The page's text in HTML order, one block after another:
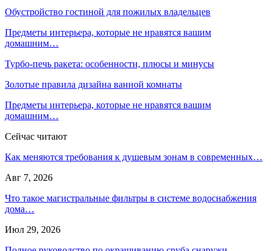
Обустройство гостиной для пожилых владельцев
Предметы интерьера, которые не нравятся вашим
домашним…
Турбо-печь ракета: особенности, плюсы и минусы
Золотые правила дизайна ванной комнаты
Предметы интерьера, которые не нравятся вашим
домашним…
Сейчас читают
Как меняются требования к душевым зонам в современных…
Авг 7, 2026
Что такое магистральные фильтры в системе водоснабжения
дома…
Июл 29, 2026